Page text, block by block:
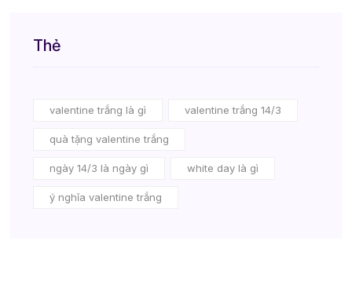
Thẻ
valentine trắng là gì valentine trắng 14/3
quà tặng valentine trắng
ngày 14/3 là ngày gì white day là gì
ý nghĩa valentine trắng